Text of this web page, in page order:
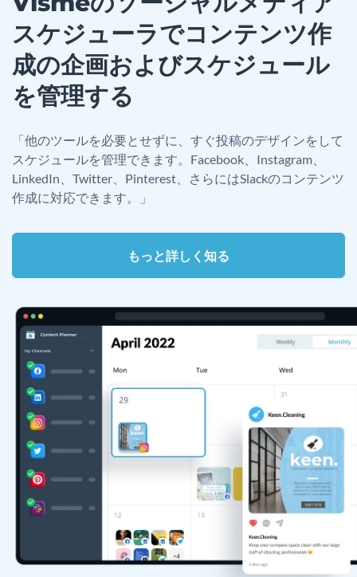
スケジューラでコンテンツ作
成の企画およびスケジュール
を管理する
「他のツールを必要とせずに、すぐ投稿のデザインをして
スケジュールを管理できます。Facebook、Instagram、
LinkedIn、Twitter、Pinterest、さらにはSlackのコンテンツ
作成に対応できます。」
もっと詳しく知る